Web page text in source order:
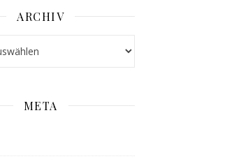
ARCHIV
META